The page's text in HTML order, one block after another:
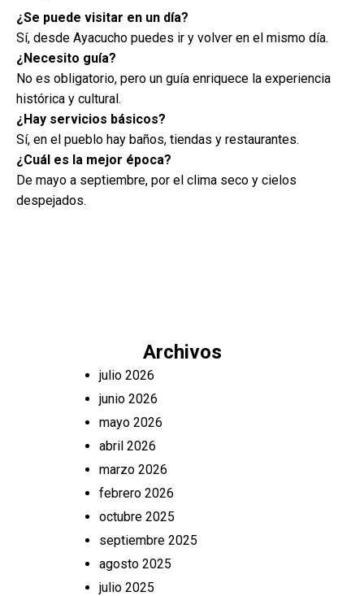
¿Se puede visitar en un día?
Sí, desde Ayacucho puedes ir y volver en el mismo día.
¿Necesito guía?
No es obligatorio, pero un guía enriquece la experiencia
histórica y cultural.
¿Hay servicios básicos?
Sí, en el pueblo hay baños, tiendas y restaurantes.
¿Cuál es la mejor época?
De mayo a septiembre, por el clima seco y cielos
despejados.
Archivos
julio 2026
junio 2026
mayo 2026
abril 2026
marzo 2026
febrero 2026
octubre 2025
septiembre 2025
agosto 2025
julio 2025